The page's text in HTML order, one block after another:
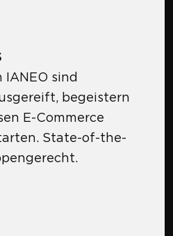
IANEO sind
begeistern
E-Commerce
State-of-the-